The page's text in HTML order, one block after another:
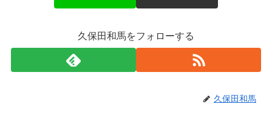
久保田和馬をフォローする
久保田和馬